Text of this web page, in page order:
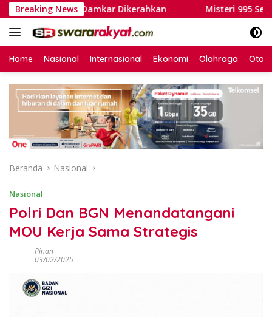
Langsung
ke
konten
Breaking News
Damkar Dikerahkan Misteri 995 Senjata di
Home Nasional Internasional Ekonomi Olahraga
Beranda Nasional
Nasional
Polri Dan BGN Menandatangani
MOU Kerja Sama Strategis
Pinan
03/02/2025